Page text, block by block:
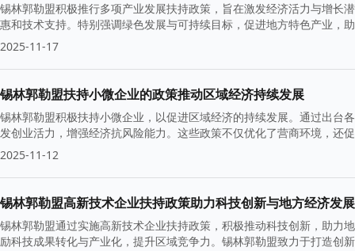
锡林郭勒盟积极推行多项产业发展扶持政策，旨在激发经济活力与增长
惠和技术支持。特别强调绿色发展与可持续目标，促进地方特色产业，
2025-11-17
锡林郭勒盟扶持小微企业的政策推动区域经济持续发展
锡林郭勒盟积极扶持小微企业，以促进区域经济的持续发展。通过出台
发创业活力，增强经济抗风险能力。这些政策不仅优化了营商环境，还
2025-11-12
锡林郭勒盟高新技术企业扶持政策助力科技创新与地方经济发展
锡林郭勒盟通过实施高新技术企业扶持政策，积极推动科技创新，助力
励科技成果转化与产业化，提升区域竞争力。锡林郭勒盟致力于打造创